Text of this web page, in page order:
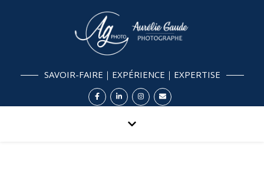
SAVOIR-FAIRE｜EXPÉRIENCE｜EXPERTISE